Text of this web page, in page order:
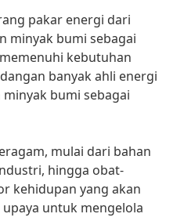
pakar energi dari
minyak bumi sebagai
kebutuhan
banyak ahli energi
bumi sebagai
mulai dari bahan
hingga obat-
kehidupan yang akan
untuk mengelola